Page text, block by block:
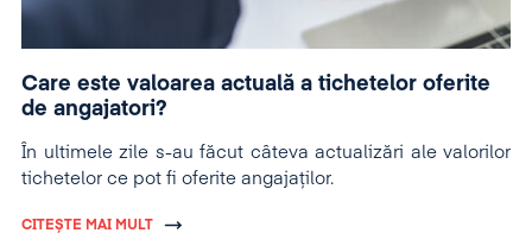
Care este valoarea actuală a tichetelor oferite
de angajatori?
În ultimele zile s-au făcut câteva actualizări ale valorilor
tichetelor ce pot fi oferite angajaților.
CITEȘTE MAI MULT